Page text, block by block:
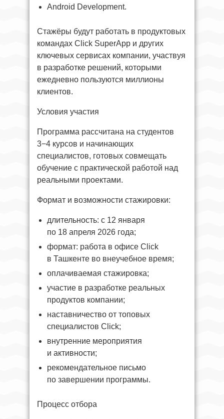
Android Development.
Стажёры будут работать в продуктовых
командах Click SuperApp и других
ключевых сервисах компании, участвуя
в разработке решений, которыми
ежедневно пользуются миллионы
клиентов.
Условия участия
Программа рассчитана на студентов
3−4 курсов и начинающих
специалистов, готовых совмещать
обучение с практической работой над
реальными проектами.
Формат и возможности стажировки:
длительность: с 12 января
по 18 апреля 2026 года;
формат: работа в офисе Click
в Ташкенте во внеучебное время;
оплачиваемая стажировка;
участие в разработке реальных
продуктов компании;
наставничество от топовых
специалистов Click;
внутренние мероприятия
и активности;
рекомендательное письмо
по завершении программы.
Процесс отбора